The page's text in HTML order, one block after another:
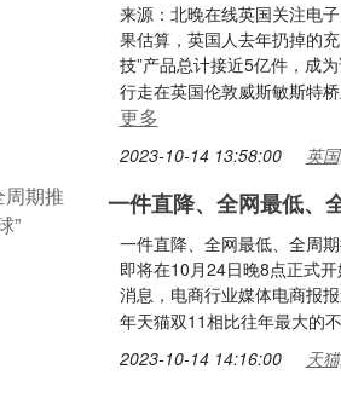
来源：北晚在线英国关注电
果估算，英国人去年扔掉的
技”产品总计接近5亿件，成
行走在英国伦敦威斯敏斯特
更多
2023-10-14 13:58:00 英
一件直降、全网最低、
一件直降、全网最低、全周
即将在10月24日晚8点正式
消息，电商行业媒体电商报
年天猫双11相比往年最大的
2023-10-14 14:16:00 天